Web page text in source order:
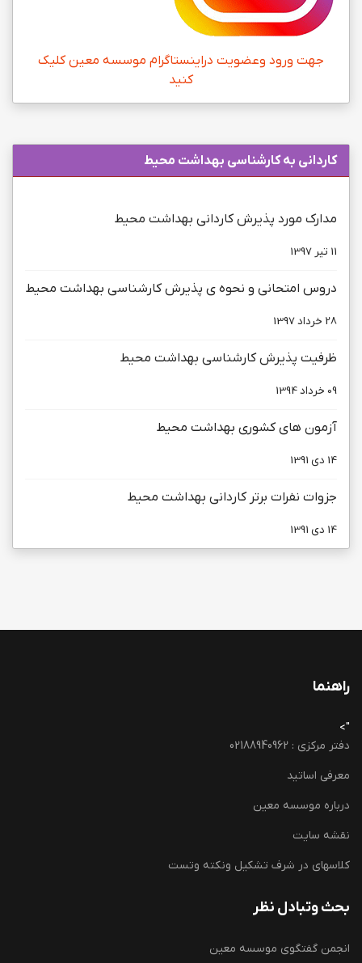
جهت ورود وعضویت دراینستاگرام موسسه معین کلیک
کنید
كاردانی به كارشناسی بهداشت محیط
مدارک مورد پذیرش کاردانی بهداشت محیط
11 تیر 1397
دروس امتحانی و نحوه ی پذیرش کارشناسی بهداشت محیط
28 خرداد 1397
ظرفیت پذیرش کارشناسی بهداشت محیط
09 خرداد 1394
آزمون های كشوری بهداشت محيط
14 دی 1391
جزوات نفرات برتر کاردانی بهداشت محيط
14 دی 1391
راهنما
">
دفتر مرکزی : 02188940962
معرفی اساتید
درباره موسسه معین
نقشه سایت
کلاسهای در شرف تشکیل ونکته وتست
بحث وتبادل نظر
انجمن گفتگوی موسسه معین